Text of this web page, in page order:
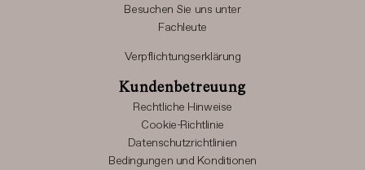
Besuchen Sie uns unter
Fachleute
Verpflichtungserklärung
Kundenbetreuung
Rechtliche Hinweise
Cookie-Richtlinie
Datenschutzrichtlinien
Bedingungen und Konditionen